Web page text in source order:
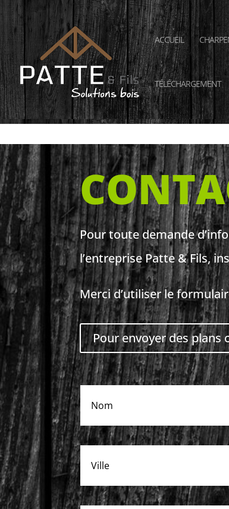
ACCUEIL
TÉLÉCHARGEMENT
Pour toute demande
l’entreprise Patte & Fils,
Merci d’utiliser le
Pour envoyer des plans